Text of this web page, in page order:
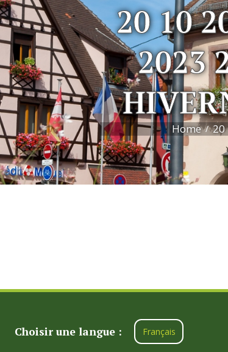
20 10
2023
Home 20
Choisir une langue : Français